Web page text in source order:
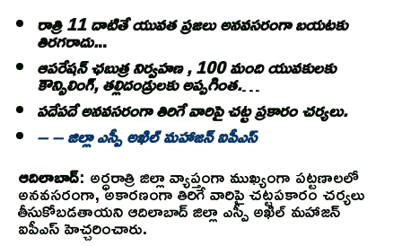
రాత్రి 11 దాటితే యువత ప్రజలు అనవసరంగా బయటకు
తిరగరాదు...
ఆపరేషన్ ఛబుత్ర నిర్వహణ , 100 మంది యువకులకు
కౌన్సిలింగ్, తల్లిదండ్రులకు అప్పగింత.…
పదేపదే అనవసరంగా తిరిగే వారిపై చట్ట ప్రకారం చర్యలు.
– – జిల్లా ఎస్పీ అఖిల్ మహాజన్ ఐపీఎస్
ఆదిలాబాద్: అర్ధరాత్రి జిల్లా వ్యాప్తంగా ముఖ్యంగా పట్టణాలలో
అనవసరంగా, అకారణంగా తిరిగే వారిపై చట్టపకారం చర్యలు
తీసుకోబడతాయని ఆదిలాబాద్ జిల్లా ఎస్పీ అఖిల్ మహాజన్
ఐపీఎస్ హెచ్చరించారు.